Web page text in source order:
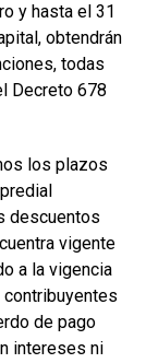
y hasta el 31
obtendrán
todas
Decreto 678
los plazos
descuentos
vigente
a la vigencia
de pago
intereses ni